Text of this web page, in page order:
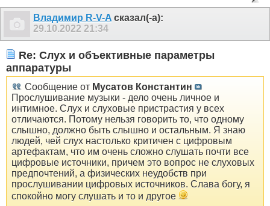
Владимир R-V-A сказал(-а):
29.10.2022 21:34
Re: Слух и объективные параметры
аппаратуры
Сообщение от Мусатов Константин
Прослушивание музыки - дело очень личное и
интимное. Слух и слуховые пристрастия у всех
отличаются. Потому нельзя говорить то, что одному
слышно, должно быть слышно и остальным. Я знаю
людей, чей слух настолько критичен с цифровым
артефактам, что им очень сложно слушать почти все
цифровые источники, причем это вопрос не слуховых
предпочтений, а физических неудобств при
прослушивании цифровых источников. Слава богу, я
спокойно могу слушать и то и другое